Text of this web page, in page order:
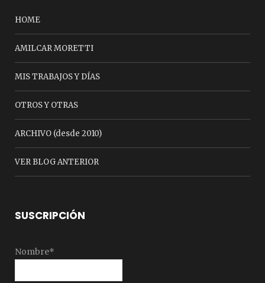
HOME
AMILCAR MORETTI
MIS TRABAJOS Y DÍAS
OTROS Y OTRAS
ARCHIVO (desde 2010)
VER BLOG ANTERIOR
SUSCRIPCIÓN
Nombre*